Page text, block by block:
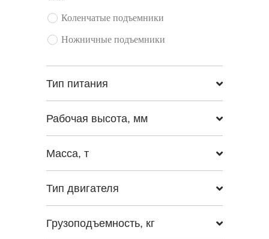
Коленчатые подъемники
Ножничные подъемники
Тип питания
Рабочая высота, мм
Масса, т
Тип двигателя
Грузоподъемность, кг